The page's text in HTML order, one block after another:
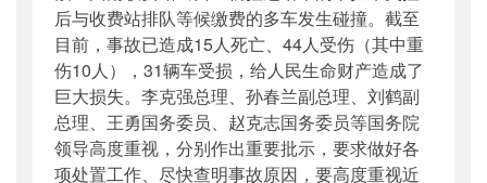
后与收费站排队等候缴费的多车发生碰撞。截至
目前，事故已造成15人死亡、44人受伤（其中重
伤10人），31辆车受损，给人民生命财产造成了
巨大损失。李克强总理、孙春兰副总理、刘鹤副
总理、王勇国务委员、赵克志国务委员等国务院
领导高度重视，分别作出重要批示，要求做好各
项处置工作、尽快查明事故原因，要高度重视近